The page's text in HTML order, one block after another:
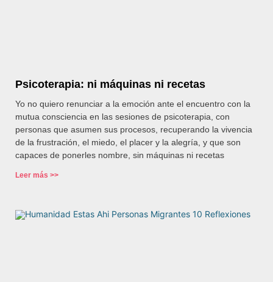
Psicoterapia: ni máquinas ni recetas
Yo no quiero renunciar a la emoción ante el encuentro con la
mutua consciencia en las sesiones de psicoterapia, con
personas que asumen sus procesos, recuperando la vivencia
de la frustración, el miedo, el placer y la alegría, y que son
capaces de ponerles nombre, sin máquinas ni recetas
Leer más >>